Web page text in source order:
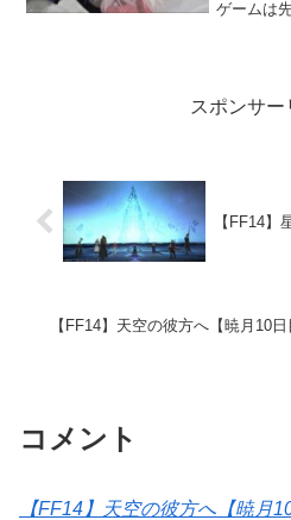
ゲームは
スポンサー
【FF14】
【FF14】天空の彼方へ【暁月10日
コメント
【FF14】天空の彼方へ【暁月